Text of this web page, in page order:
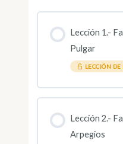
Lección 1.-
Pulgar
LECCIÓN
Lección 2.-
Arpegios